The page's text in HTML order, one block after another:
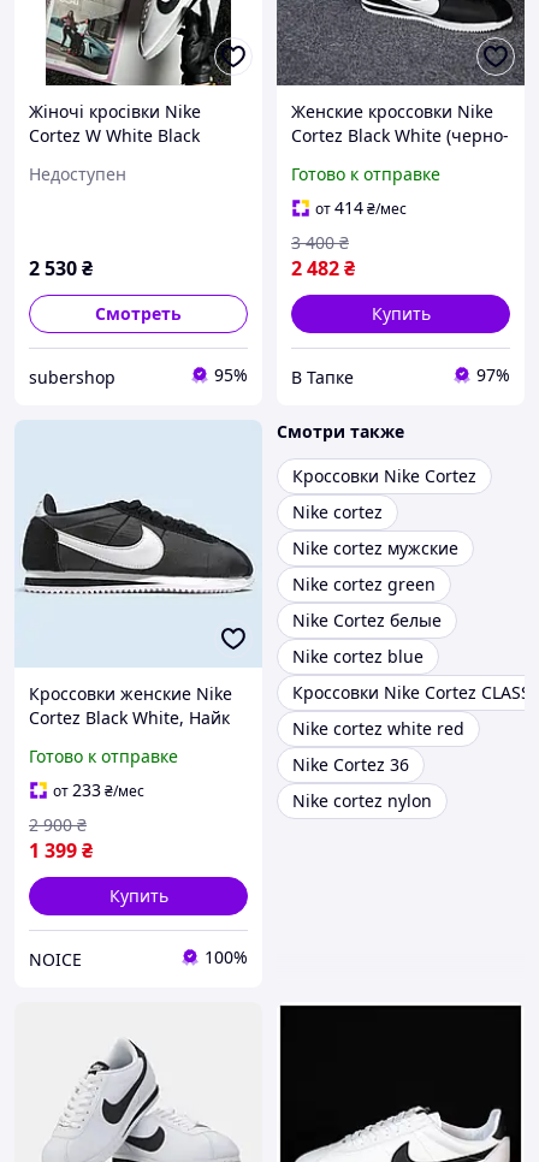
Жіночі кросівки Nike
Cortez W White Black
Недоступен
2 530₴
Смотреть
subershop 95%
Женские кроссовки Nike
Cortez Black White (черно-
кроссы текстиль Y15106
Готово к отправке
от414₴/мес
2 482₴
3 400 ₴
Купить
В Тапке 97%
Кроссовки женские Nike
Cortez Black White, Найк
стильные, ретро,
повседневные,
демисезонные кросы
Готово к отправке
от233₴/мес
1 399₴
2 900 ₴
Купить
NOICE 100%
Смотри также
Кроссовки Nike Cortez
Nike cortez
Nike cortez мужские
Nike cortez green
Nike Cortez белые
Nike cortez blue
Кроссовки Nike Cortez
Nike cortez white red
Nike Cortez 36
Nike cortez nylon